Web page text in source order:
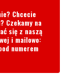
numerem